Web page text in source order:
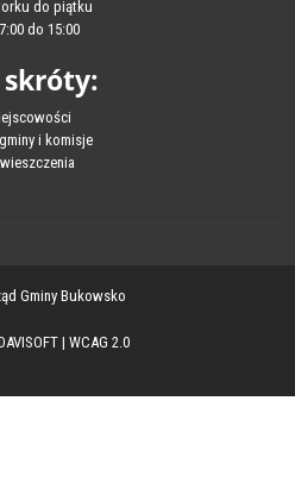
do piątku
do 15:00
skróty:
i komisje
Gminy Bukowsko
| WCAG 2.0